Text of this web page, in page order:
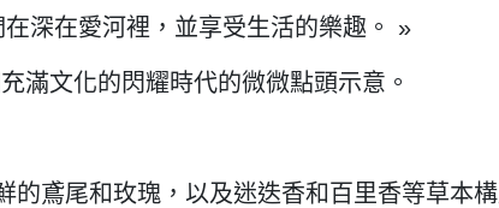
深在愛河裡，並享受生活的樂趣。 »
滿文化的閃耀時代的微微點頭示意。
鳶尾和玫瑰，以及迷迭香和百里香等草本構